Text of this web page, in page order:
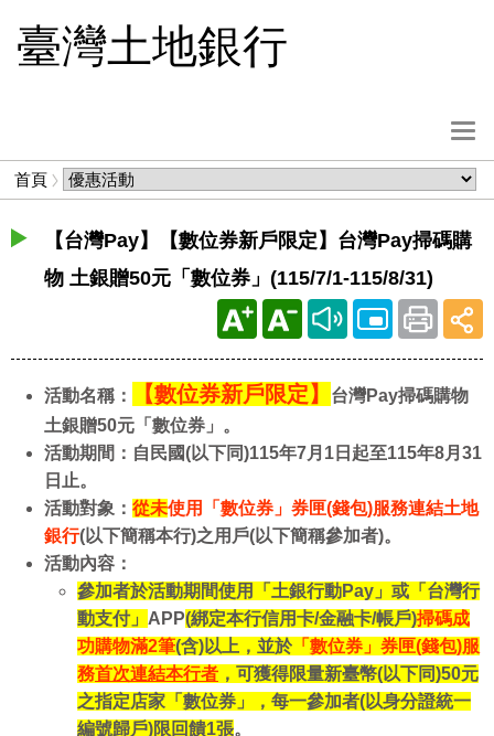
臺灣土地銀行
選
單
按
首頁
麵
包
屑
【台灣Pay】【數位券新戶限定】台灣Pay掃碼購
物 土銀贈50元「數位券」(115/7/1-115/8/31)
活動名稱 ： 【數位券新戶限定】
台灣Pay掃碼購物
土銀贈50元「數位券」。
活動期間：自民國(以下同)115年7月1日起至115年8月31
日止。
活動對象： 從未使用「數位券」券匣(錢包)服務連結土地
銀行(以下簡稱本行)之用戶(以下簡稱參加者)。
活動內容：
參加者於活動期間使用
「 土銀行動Pay 」 或「台灣行
動支付」 APP(綁定本行信用卡/金融卡/帳戶)掃碼成
功購物滿2筆(含)以上， 並於 「數位券」 券匣(錢包)服
務首次連結本行者 ，可獲得限量新臺幣(以下同)50元
之指定店家「數位券」，每一參加者(以身分證統一
編號歸戶)限回饋1張。